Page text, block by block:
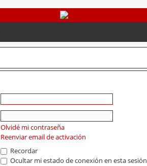
Olvidé mi contraseña
Reenviar email de activación
Recordar
Ocultar mi estado de conexión en esta sesión